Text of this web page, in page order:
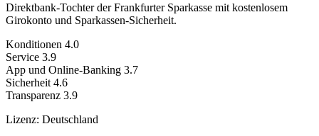
Direktbank-Tochter der Frankfurter Sparkasse mit kostenlosem
Girokonto und Sparkassen-Sicherheit.
Konditionen 4.0
Service 3.9
App und Online-Banking 3.7
Sicherheit 4.6
Transparenz 3.9
Lizenz: Deutschland